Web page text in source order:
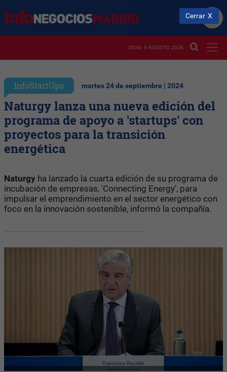
DOM. 9 AGOSTO 2026
InfoStartUps martes 24 de septiembre | 2024
Naturgy lanza una nueva edición del
programa de apoyo a 'startups' con
proyectos para la transición
energética
Naturgy ha lanzado la cuarta edición de su programa de
incubación de empresas, 'Connecting Energy', para
impulsar el emprendimiento en el sector energético con
foco en la innovación sostenible, informó la compañía.
Cerrar